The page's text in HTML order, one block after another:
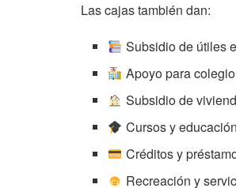
Las cajas también dan:
Subsidio de útiles
Apoyo para colegio
Subsidio de
Cursos y
Créditos y
Recreación y